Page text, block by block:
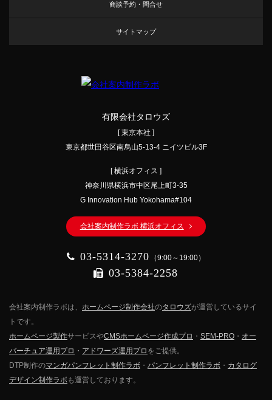
商談予約・問合せ
サイトマップ
有限会社タロウズ
[ 東京本社 ]
東京都世田谷区南烏山5-13-4 ニイツビル3F
[ 横浜オフィス ]
神奈川県横浜市中区尾上町3-35
G Innovation Hub Yokohama#104
会社案内制作ラボ 横浜オフィス
03-5314-3270 （9:00～19:00）
03-5384-2258
会社案内制作ラボは、 ホームページ制作会社のタロウズが運営しているサイ
トです。
ホームページ製作サービスやCMSホームページ作成プロ ・ SEM-PRO ・ オー
バーチュア運用プロ ・ アドワーズ運用プロ をご提供。
DTP制作のマンガパンフレット制作ラボ ・ パンフレット制作ラボ ・ カタログ
デザイン制作ラボも運営しております。